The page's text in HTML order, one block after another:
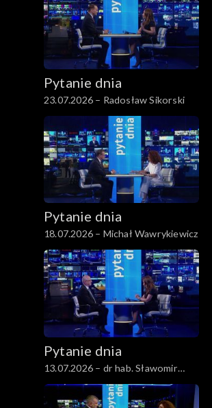
Pytanie dnia
23.07.2026 – Radosław Sikorski
Pytanie dnia
18.07.2026 – Michał Wawrykiewicz
Pytanie dnia
13.07.2026 – dr hab. Sławomir
Patyra